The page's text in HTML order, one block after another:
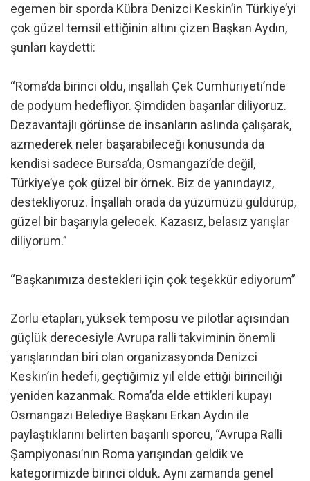
egemen bir sporda Kübra Denizci Keskin’in Türkiye’yi
çok güzel temsil ettiğinin altını çizen Başkan Aydın,
şunları kaydetti:
“Roma’da birinci oldu, inşallah Çek Cumhuriyeti’nde
de podyum hedefliyor. Şimdiden başarılar diliyoruz.
Dezavantajlı görünse de insanların aslında çalışarak,
azmederek neler başarabileceği konusunda da
kendisi sadece Bursa’da, Osmangazi’de değil,
Türkiye’ye çok güzel bir örnek. Biz de yanındayız,
destekliyoruz. İnşallah orada da yüzümüzü güldürüp,
güzel bir başarıyla gelecek. Kazasız, belasız yarışlar
diliyorum.”
“Başkanımıza destekleri için çok teşekkür ediyorum”
Zorlu etapları, yüksek temposu ve pilotlar açısından
güçlük derecesiyle Avrupa ralli takviminin önemli
yarışlarından biri olan organizasyonda Denizci
Keskin’in hedefi, geçtiğimiz yıl elde ettiği birinciliği
yeniden kazanmak. Roma’da elde ettikleri kupayı
Osmangazi Belediye Başkanı Erkan Aydın ile
paylaştıklarını belirten başarılı sporcu, “Avrupa Ralli
Şampiyonası’nın Roma yarışından geldik ve
kategorimizde birinci olduk. Aynı zamanda genel